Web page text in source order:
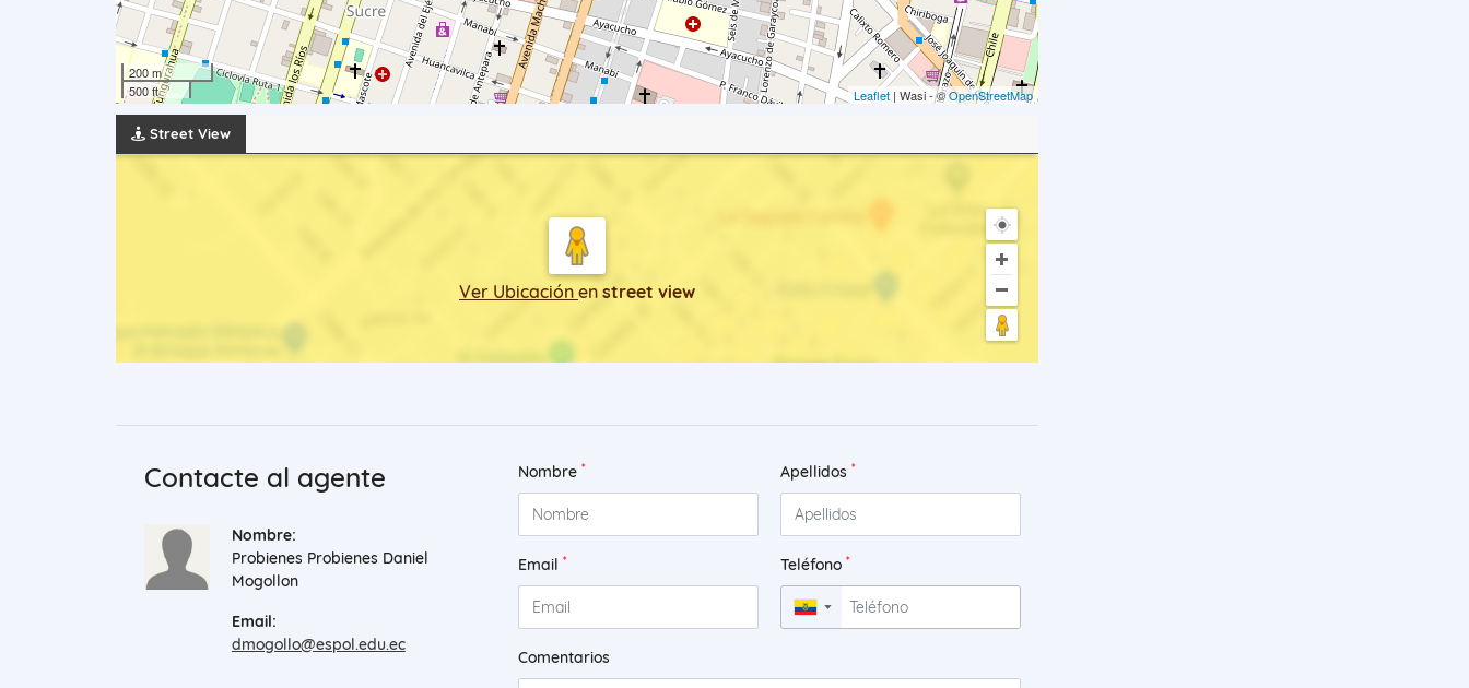
200 m
500 ft
Leaflet | Wasi - ©OpenStreetMap
Street View
Ver Ubicación en street view
Contacte al agente
Nombre:
Probienes Probienes Daniel
Mogollon
Email:
dmogollo@espol.edu.ec
Nombre * Apellidos *
Email * Teléfono *
▼
Comentarios